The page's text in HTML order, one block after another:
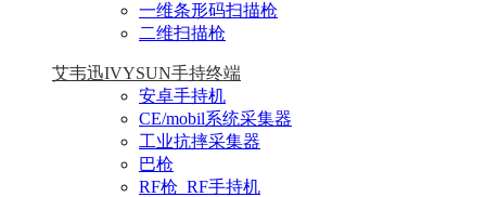
一维条形码扫描枪
二维扫描枪
艾韦迅IVYSUN手持终端
安卓手持机
CE/mobil系统采集器
工业抗摔采集器
巴枪
RF枪_RF手持机